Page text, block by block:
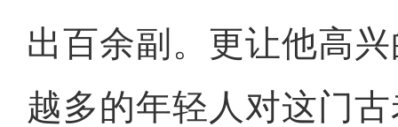
出百余副。更让他高
越多的年轻人对这门